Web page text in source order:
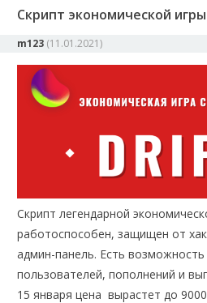
Скрипт экономической игры
m123 (11.01.2021)
Скрипт легендарной
работоспособен, защищен от
админ-панель. Есть
пользователей, пополнений и
15 января цена вырастет до